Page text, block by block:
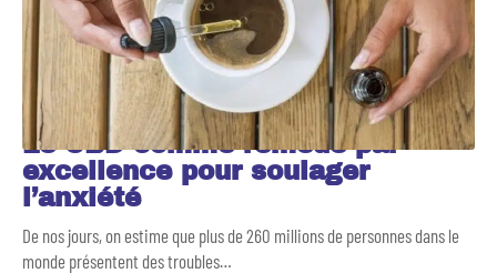
Le CBD comme remède par
excellence pour soulager
l’anxiété
De nos jours, on estime que plus de 260 millions de personnes dans le
monde présentent des troubles…